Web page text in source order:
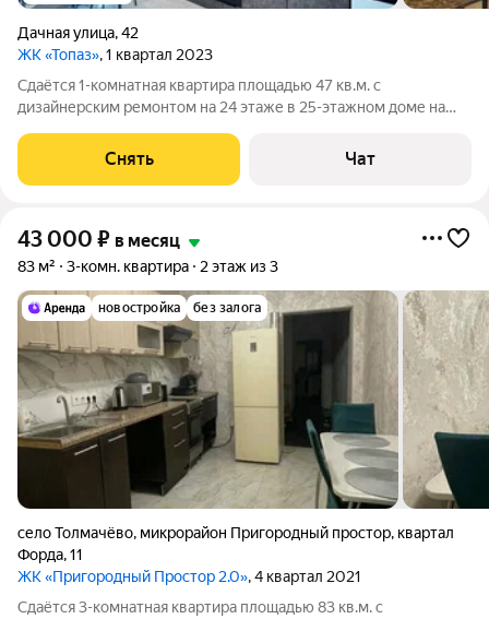
Дачная улица,42
ЖК «Топаз», 1 квартал 2023
Сдаётся 1-комнатная квартира площадью 47 кв.м. с
дизайнерским ремонтом на 24 этаже в 25-этажном доме на
Стиральная машина Холодильник Бойлер Микроволновка Дом
- кирпичный, окна выходят
Снять Чат
43 000 ₽ в месяц
83 м² 3-комн. квартира 2 этаж из 3
новостройка без залога
село Толмачёво, микрорайон Пригородный простор, квартал
Форда,11
ЖК «Пригородный Простор 2.0», 4 квартал 2021
Сдаётся 3-комнатная квартира площадью 83 кв.м. с